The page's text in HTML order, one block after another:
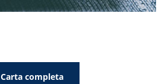
Carta completa